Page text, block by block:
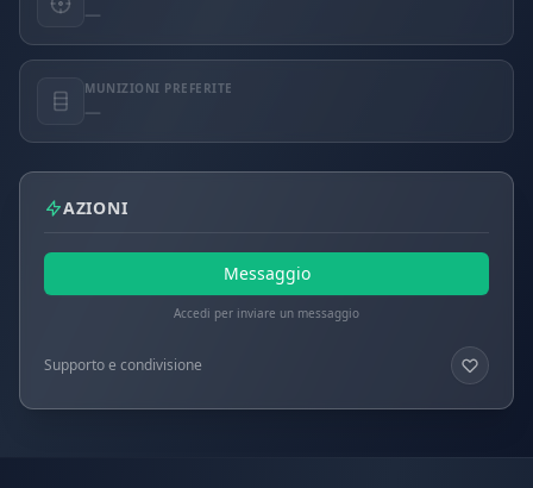
—
MUNIZIONI PREFERITE
—
AZIONI
Messaggio
Accedi per inviare un messaggio
Supporto e condivisione